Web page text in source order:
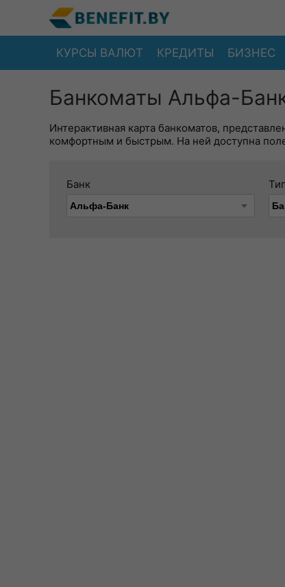
КУРСЫ ВАЛЮТ КРЕДИТЫ БИЗНЕС
Банкоматы Альфа-
Интерактивная карта банкоматов,
комфортным и быстрым. На ней доступна
Банк